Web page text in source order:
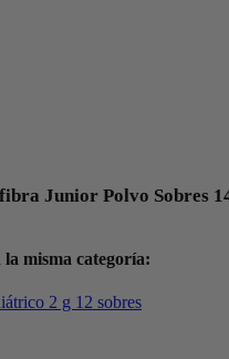
Junior Polvo Sobres
misma categoría: